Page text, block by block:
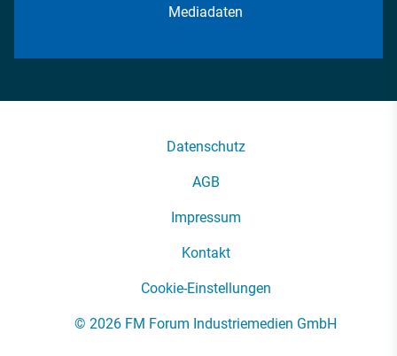
Mediadaten
Datenschutz
AGB
Impressum
Kontakt
Cookie-Einstellungen
© 2026 FM Forum Industriemedien GmbH